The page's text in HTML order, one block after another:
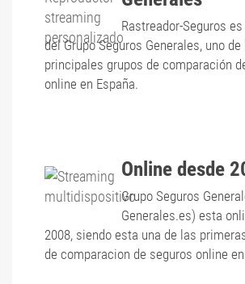
Rastreador-Seguros
del Grupo Seguros Generales, uno de
principales grupos de comparación
online en España.
Online desde
Grupo Seguros
Generales.es) esta
2008, siendo esta una de las
de comparacion de seguros online